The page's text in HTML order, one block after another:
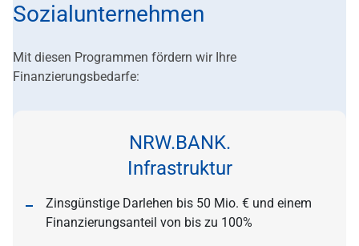
Sozialunternehmen
Mit diesen Programmen fördern wir Ihre
Finanzierungsbedarfe:
NRW.BANK.
Infrastruktur
Zinsgünstige Darlehen bis 50 Mio. € und einem
Finanzierungsanteil von bis zu 100%